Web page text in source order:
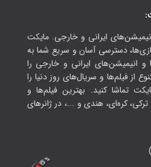
ایرانی و خارجی. مایکت
بازی‌ها، دسترسی آسان و سریع شما به
و انیمیشن‌های ایرانی و خارجی را
از فیلم‌ها و سریال‌های روز دنیا را
تماشا کنید. بهترین فیلم‌ها و
ترکی، کره‌ای، هندی و ...، در ژانرهای